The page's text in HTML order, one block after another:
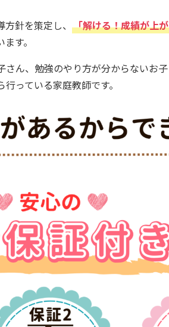
針を策定し、 「解ける！成績が上
す。
ん、勉強のやり方が分からないお
っている家庭教師です。